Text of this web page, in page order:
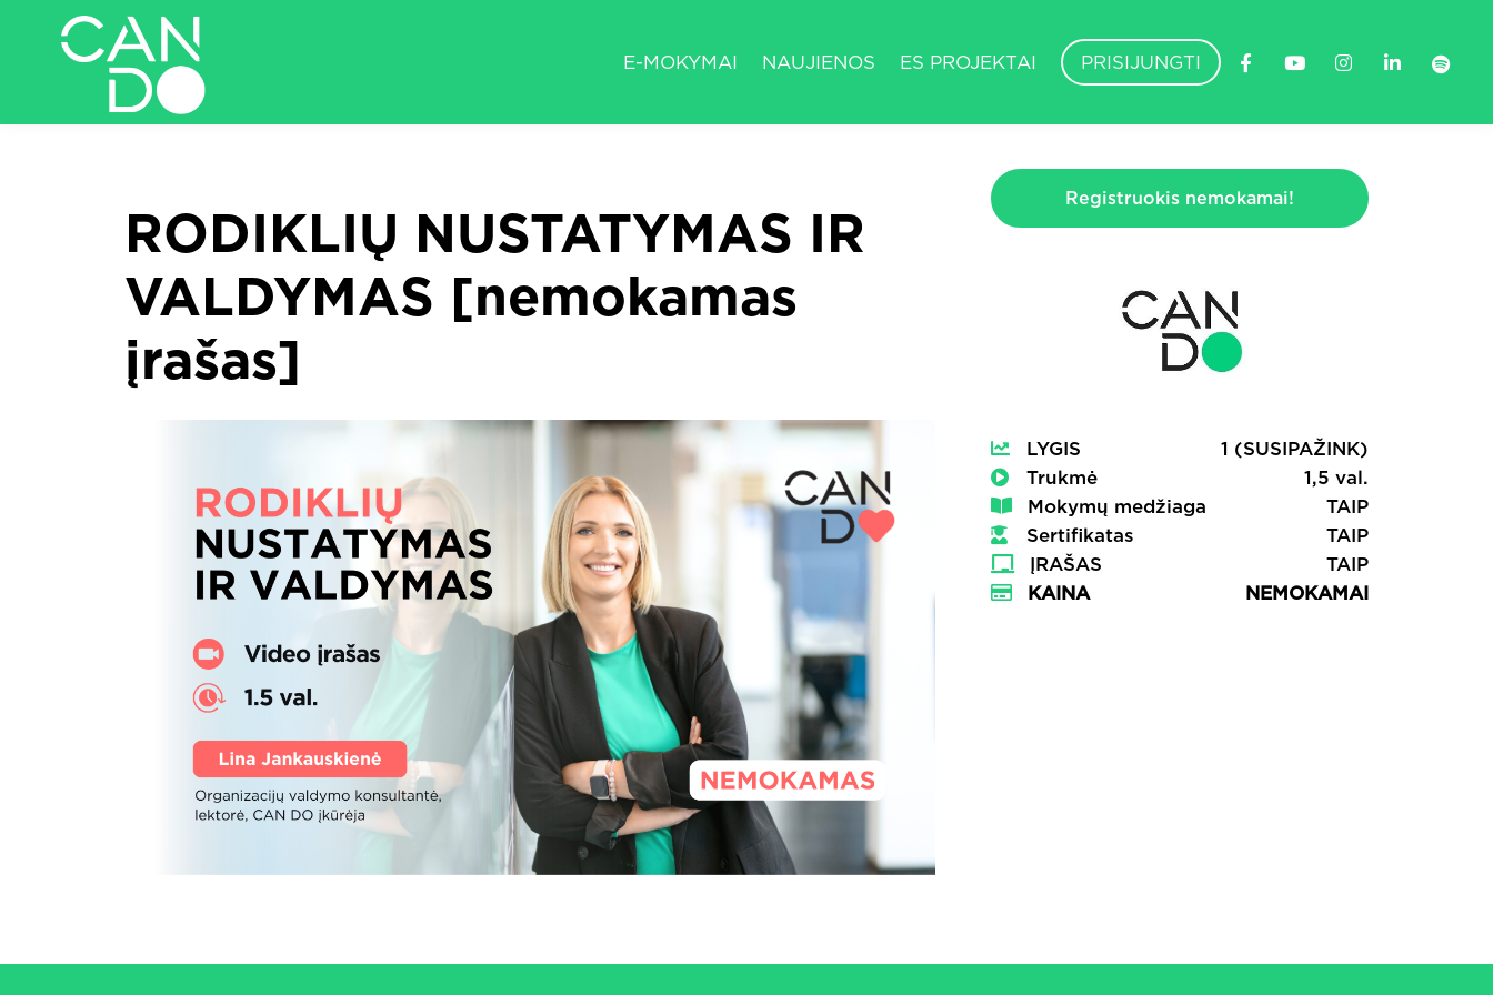
E-MOKYMAI NAUJIENOS ES PROJEKTAI PRISIJUNGTI
RODIKLIŲ NUSTATYMAS IR
VALDYMAS [nemokamas
įrašas]
Registruokis nemokamai!
LYGIS
1 (SUSIPAŽINK)
Trukmė
1,5 val.
Mokymų medžiaga
TAIP
Sertifikatas
TAIP
ĮRAŠAS
TAIP
KAINA
NEMOKAMAI